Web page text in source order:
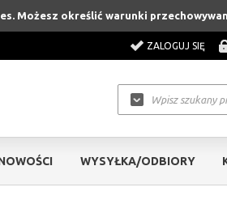
Możesz określić warunki
ZALOGUJ SIĘ
WYSYŁKA/ODBIORY